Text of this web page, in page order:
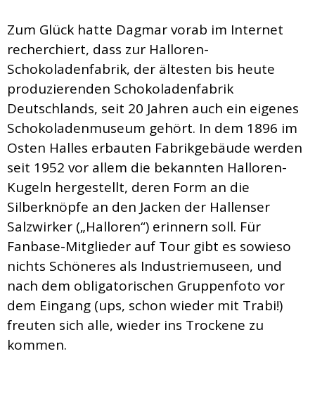
Zum Glück hatte Dagmar vorab im Internet
recherchiert, dass zur Halloren-
Schokoladenfabrik, der ältesten bis heute
produzierenden Schokoladenfabrik
Deutschlands, seit 20 Jahren auch ein eigenes
Schokoladenmuseum gehört. In dem 1896 im
Osten Halles erbauten Fabrikgebäude werden
seit 1952 vor allem die bekannten Halloren-
Kugeln hergestellt, deren Form an die
Silberknöpfe an den Jacken der Hallenser
Salzwirker („Halloren“) erinnern soll. Für
Fanbase-Mitglieder auf Tour gibt es sowieso
nichts Schöneres als Industriemuseen, und
nach dem obligatorischen Gruppenfoto vor
dem Eingang (ups, schon wieder mit Trabi!)
freuten sich alle, wieder ins Trockene zu
kommen.